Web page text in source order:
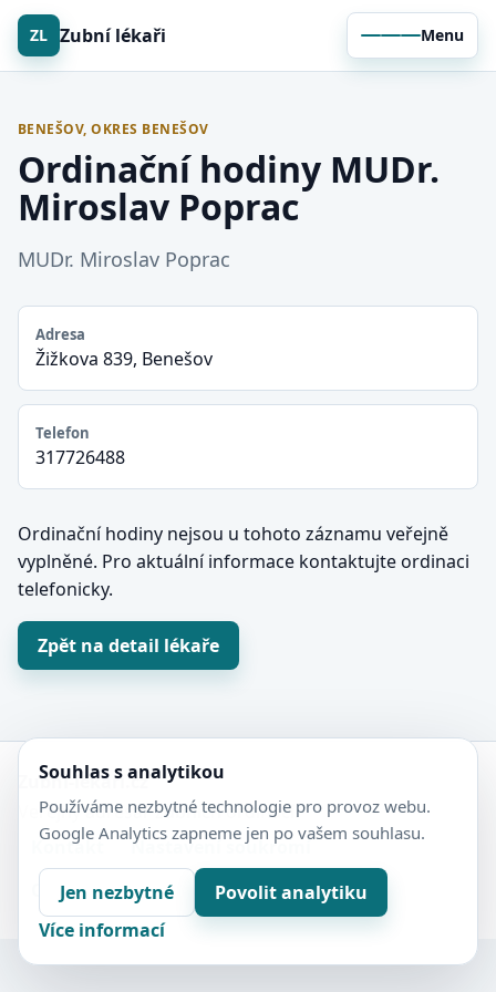
ZL Zubní lékaři Menu
BENEŠOV, OKRES BENEŠOV
Ordinační hodiny MUDr.
Miroslav Poprac
MUDr. Miroslav Poprac
Adresa
Žižkova 839, Benešov
Telefon
317726488
Ordinační hodiny nejsou u tohoto záznamu veřejně
vyplněné. Pro aktuální informace kontaktujte ordinaci
telefonicky.
Zpět na detail lékaře
Zubní-lékaři.cz
Veřejný adresář zubních ordinací.
Kontakt
Nastavení soukromí
Ochrana soukromí
Sitemap
Souhlas s analytikou
Používáme nezbytné technologie pro provoz webu.
Google Analytics zapneme jen po vašem souhlasu.
Jen nezbytné
Povolit analytiku
Více informací